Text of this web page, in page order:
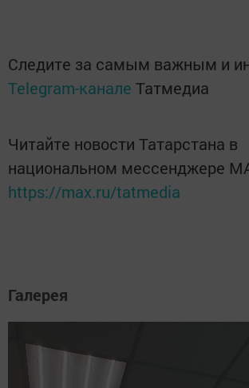
Следите за самым важным и
Telegram-канале Татмедиа
Читайте новости Татарстана в
национальном мессенджере
https://max.ru/tatmedia
Галерея